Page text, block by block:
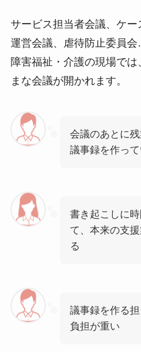
サービス担当者会議、ケー
運営会議、虐待防止委員会
障害福祉・介護の現場で
まな会議が開かれます。
会議のあとに
議事録を作っ
書き起こしに
て、本来の支
る
議事録を作る
負担が重い